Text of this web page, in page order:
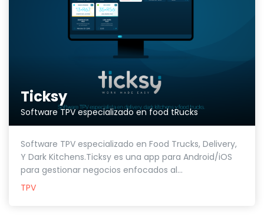
Ticksy
Software TPV especializado en food tRucks
Software TPV especializado en Food Trucks, Delivery,
Y Dark Kitchens.Ticksy es una app para Android/iOS
para gestionar negocios enfocados al...
TPV